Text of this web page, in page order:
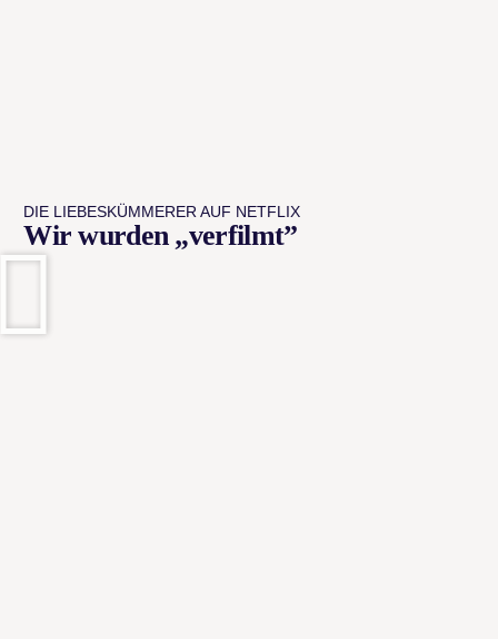
DIE LIEBESKÜMMERER AUF NETFLIX
Wir wurden „verfilmt”